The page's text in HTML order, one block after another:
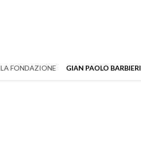
LA FONDAZIONE GIAN PAOLO BARBIERI